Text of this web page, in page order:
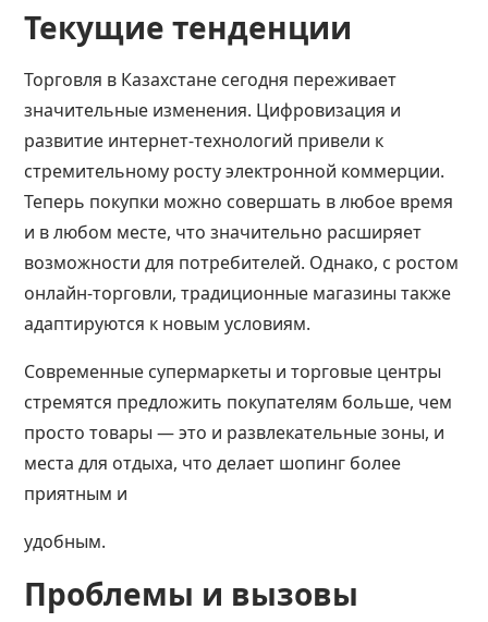
Текущие тенденции
Торговля в Казахстане сегодня переживает
значительные изменения. Цифровизация и
развитие интернет-технологий привели к
стремительному росту электронной коммерции.
Теперь покупки можно совершать в любое время
и в любом месте, что значительно расширяет
возможности для потребителей. Однако, с ростом
онлайн-торговли, традиционные магазины также
адаптируются к новым условиям.
Современные супермаркеты и торговые центры
стремятся предложить покупателям больше, чем
просто товары — это и развлекательные зоны, и
места для отдыха, что делает шопинг более
приятным и
удобным.
Проблемы и вызовы